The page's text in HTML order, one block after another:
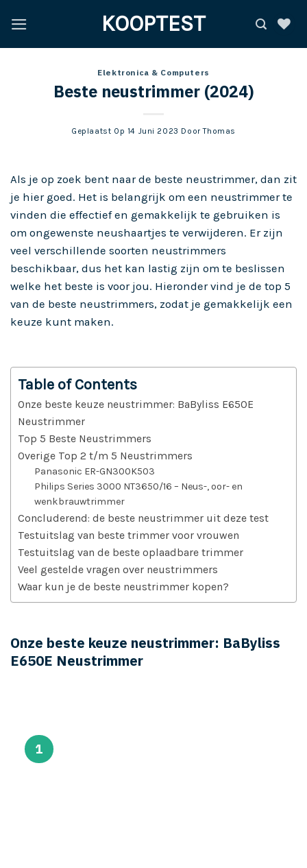
naar
KOOPTEST
Elektronica & Computers
Beste neustrimmer (2024)
Geplaatst Op 14 Juni 2023 DoorThomas
Als je op zoek bent naar de beste neustrimmer, dan zit
je hier goed. Het is belangrijk om een neustrimmer te
vinden die effectief en gemakkelijk te gebruiken is
om ongewenste neushaartjes te verwijderen. Er zijn
veel verschillende soorten neustrimmers
beschikbaar, dus het kan lastig zijn om te beslissen
welke het beste is voor jou. Hieronder vind je de top 5
van de beste neustrimmers, zodat je gemakkelijk een
keuze kunt maken.
Table of Contents
Onze beste keuze neustrimmer: BaByliss E650E
Neustrimmer
Top 5 Beste Neustrimmers
Overige Top 2 t/m 5 Neustrimmers
Panasonic ER-GN300K503
Philips Series 3000 NT3650/16 – Neus-, oor- en
wenkbrauwtrimmer
Concluderend: de beste neustrimmer uit deze test
Testuitslag van beste trimmer voor vrouwen
Testuitslag van de beste oplaadbare trimmer
Veel gestelde vragen over neustrimmers
Waar kun je de beste neustrimmer kopen?
Onze beste keuze neustrimmer: BaByliss
E650E Neustrimmer
1